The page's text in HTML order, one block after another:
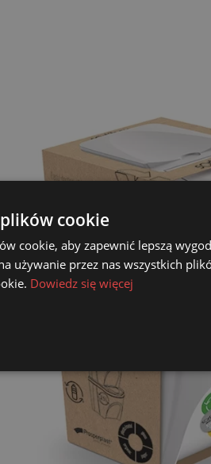
cookie
cookie, aby zapewnić lepszą
używanie przez nas wszystkich
Dowiedz się więcej